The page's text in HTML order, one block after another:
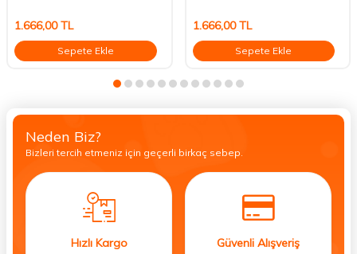
1.666,00TL
Sepete Ekle
1.666,00TL
Sepete Ekle
Neden Biz?
Bizleri tercih etmeniz için geçerli birkaç sebep.
Hızlı Kargo Güvenli Alışveriş